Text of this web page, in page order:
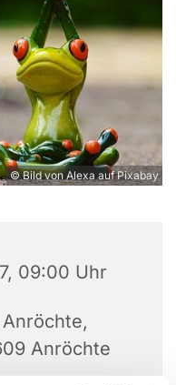
© Bild von Alexa auf Pixabay
09:00 Uhr
Anröchte